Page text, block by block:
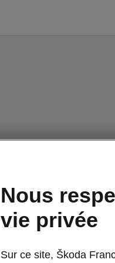
Nous
vie privée
Sur ce site, Škoda